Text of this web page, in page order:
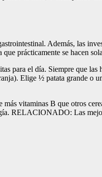
Además, las
prácticamente se hacen
para el día. Siempre que las
Elige ½ patata grande o
vitaminas B que otros
RELACIONADO: Las